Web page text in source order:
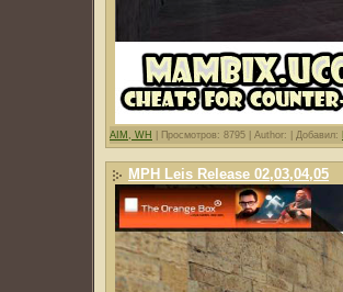
AIM, WH Просмотров: 8795 | Author: | Добавил:
MPH Leis Release 02,03,04,05